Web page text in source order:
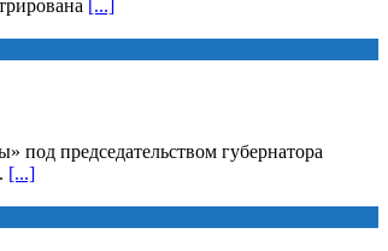
[...]
под председательством губернатора
[...]